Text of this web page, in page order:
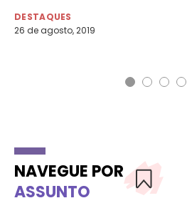
DESTAQUES
26 de agosto, 2019
NAVEGUE POR
ASSUNTO